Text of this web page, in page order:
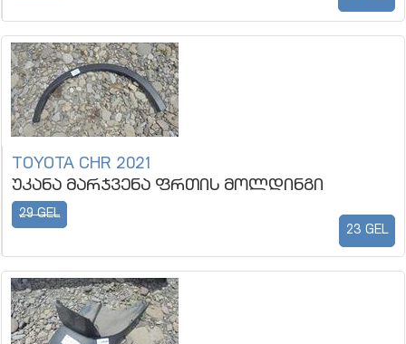
TOYOTA CHR 2021
უკანა მარჯვენა ფრთის მოლდინგი
29 GEL
23 GEL